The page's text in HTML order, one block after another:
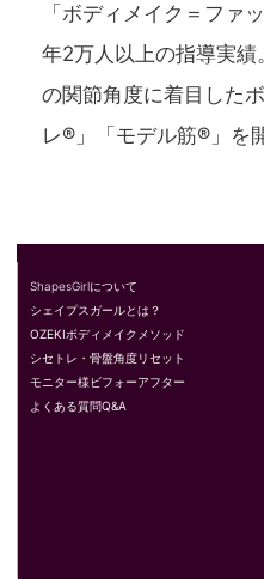
「ボディメイク＝ファ
年2万人以上の指導実
の関節角度に着目した
レ®」「モデル筋®」を
ShapesGirlについて
シェイプスガールとは？
OZEKIボディメイクメソッド
シセトレ・骨盤角度リセット
モニター様ビフォーアフター
よくある質問Q&A